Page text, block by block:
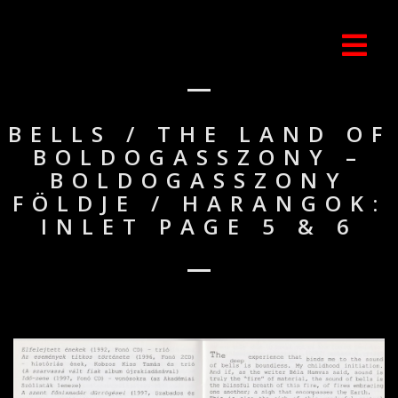
BELLS / THE LAND OF
BOLDOGASSZONY –
BOLDOGASSZONY
FÖLDJE / HARANGOK:
INLET PAGE 5 & 6